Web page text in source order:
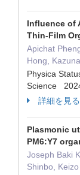
Influence of
Thin-Film
Apichat
Hong,
Physica
Science
詳細を見る
Plasmonic
PM6:Y7
Joseph Baki
Shinbo,